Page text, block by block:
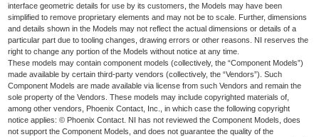
interface geometric details for use by its customers, the Models may have been
simplified to remove proprietary elements and may not be to scale. Further, dimensions
and details shown in the Models may not reflect the actual dimensions or details of a
particular part due to tooling changes, drawing errors or other reasons. NI reserves the
right to change any portion of the Models without notice at any time.
These models may contain component models (collectively, the “Component Models”)
made available by certain third-party vendors (collectively, the “Vendors”). Such
Component Models are made available via license from such Vendors and remain the
sole property of the Vendors. These models may include copyrighted materials of,
among other vendors, Phoenix Contact, Inc., in which case the following copyright
notice applies: © Phoenix Contact. NI has not reviewed the Component Models, does
not support the Component Models, and does not guarantee the quality of the